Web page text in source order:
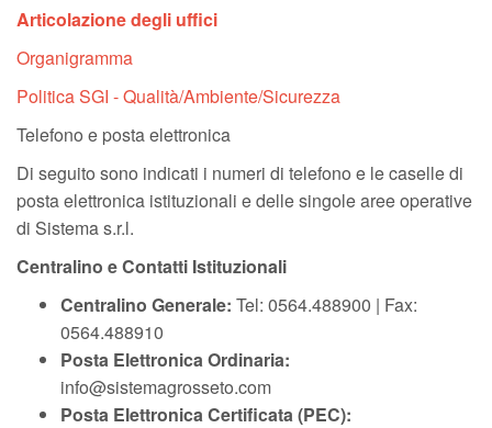
Articolazione degli uffici
Organigramma
Politica SGI - Qualità/Ambiente/Sicurezza
Telefono e posta elettronica
Di seguito sono indicati i numeri di telefono e le caselle di
posta elettronica istituzionali e delle singole aree operative
di Sistema s.r.l.
Centralino e Contatti Istituzionali
Centralino Generale: Tel: 0564.488900 | Fax:
0564.488910
Posta Elettronica Ordinaria:
info@sistemagrosseto.com
Posta Elettronica Certificata (PEC):